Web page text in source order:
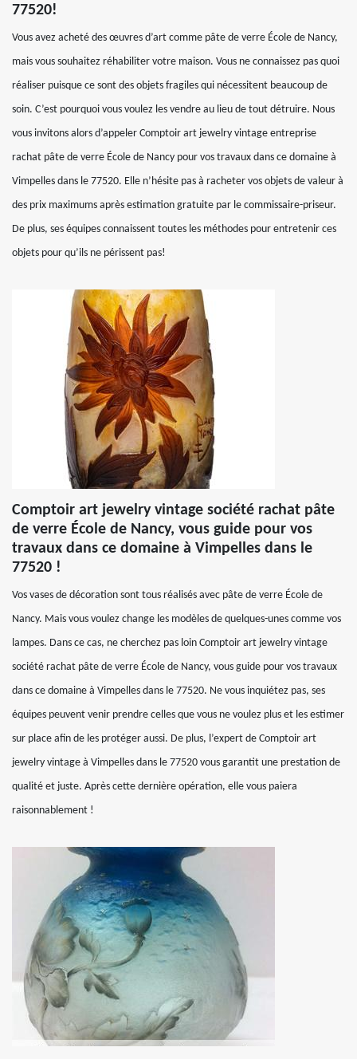
77520!
Vous avez acheté des œuvres d’art comme pâte de verre École de Nancy,
mais vous souhaitez réhabiliter votre maison. Vous ne connaissez pas quoi
réaliser puisque ce sont des objets fragiles qui nécessitent beaucoup de
soin. C’est pourquoi vous voulez les vendre au lieu de tout détruire. Nous
vous invitons alors d’appeler Comptoir art jewelry vintage entreprise
rachat pâte de verre École de Nancy pour vos travaux dans ce domaine à
Vimpelles dans le 77520. Elle n’hésite pas à racheter vos objets de valeur à
des prix maximums après estimation gratuite par le commissaire-priseur.
De plus, ses équipes connaissent toutes les méthodes pour entretenir ces
objets pour qu’ils ne périssent pas!
Comptoir art jewelry vintage société rachat pâte
de verre École de Nancy, vous guide pour vos
travaux dans ce domaine à Vimpelles dans le
77520 !
Vos vases de décoration sont tous réalisés avec pâte de verre École de
Nancy. Mais vous voulez change les modèles de quelques-unes comme vos
lampes. Dans ce cas, ne cherchez pas loin Comptoir art jewelry vintage
société rachat pâte de verre École de Nancy, vous guide pour vos travaux
dans ce domaine à Vimpelles dans le 77520. Ne vous inquiétez pas, ses
équipes peuvent venir prendre celles que vous ne voulez plus et les estimer
sur place afin de les protéger aussi. De plus, l’expert de Comptoir art
jewelry vintage à Vimpelles dans le 77520 vous garantit une prestation de
qualité et juste. Après cette dernière opération, elle vous paiera
raisonnablement !